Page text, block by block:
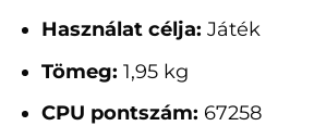
Használat célja: Játék
Tömeg: 1,95 kg
CPU pontszám: 67258